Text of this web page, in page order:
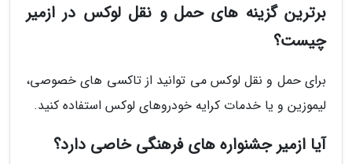
برترین گزینه های حمل و نقل لوکس در ازمیر
چیست؟
برای حمل و نقل لوکس می توانید از تاکسی های خصوصی،
لیموزین و یا خدمات کرایه خودروهای لوکس استفاده کنید.
آیا ازمیر جشنواره های فرهنگی خاصی دارد؟